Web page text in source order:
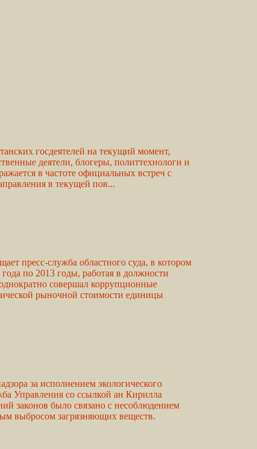
госдеятелей на текущий момент,
деятели, блогеры, политтехнологи и
в частоте официальных встреч с
в текущей пов...
пресс-служба областного суда, в котором
по 2013 годы, работая в должности
совершал коррупционные
рыночной стоимости единицы
за исполнением экологического
Управления со ссылкой ан Кирилла
законов было связано с несоблюдением
выбросом загрязняющих веществ.